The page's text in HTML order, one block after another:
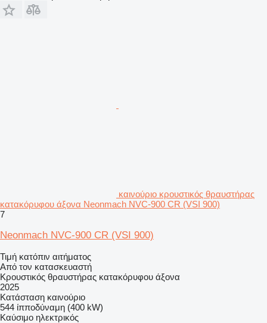
καινούριο κρουστικός θραυστήρας
κατακόρυφου άξονα Neonmach NVC-900 CR (VSI 900)
7
Neonmach NVC-900 CR (VSI 900)
Τιμή κατόπιν αιτήματος
Από τον κατασκευαστή
Κρουστικός θραυστήρας κατακόρυφου άξονα
2025
Κατάσταση καινούριο
544 ίπποδύναμη (400 kW)
Καύσιμο ηλεκτρικός